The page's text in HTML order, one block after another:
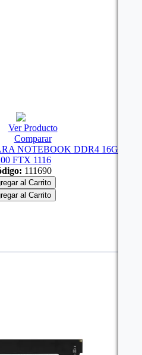
Ver Producto
Comparar
NOTEBOOK DDR4 16GB
FTX 1116
111690
al Carrito
al Carrito